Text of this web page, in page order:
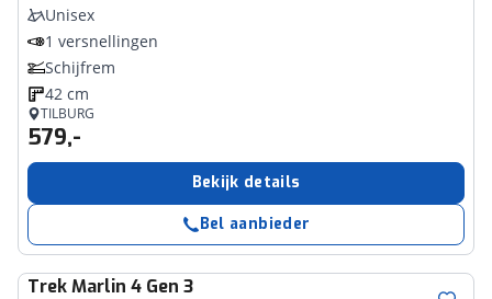
Unisex
1 versnellingen
Schijfrem
42 cm
TILBURG
579,-
Bekijk details
Bel aanbieder
TrekMarlin 4 Gen 3